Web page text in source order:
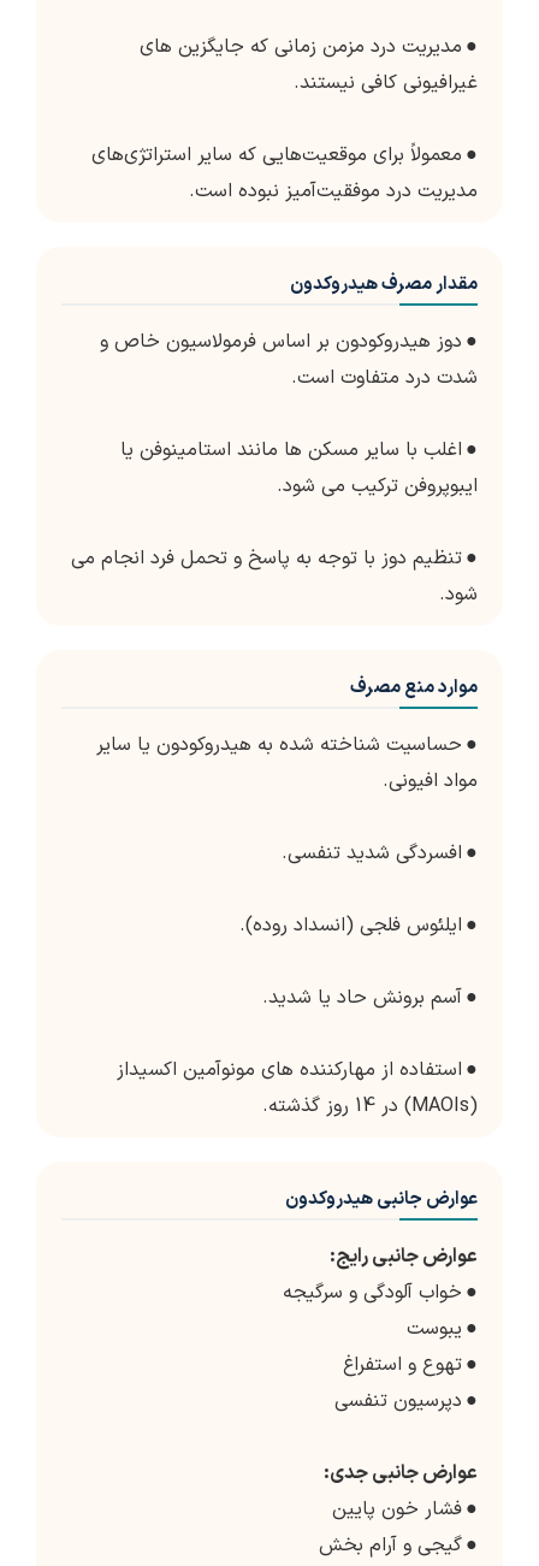
● مدیریت درد مزمن زمانی که جایگزین های
غیرافیونی کافی نیستند.
● معمولاً برای موقعیت‌هایی که سایر استراتژی‌های
مدیریت درد موفقیت‌آمیز نبوده است.
مقدار مصرف هیدروکدون
● دوز هیدروکودون بر اساس فرمولاسیون خاص و
شدت درد متفاوت است.
● اغلب با سایر مسکن ها مانند استامینوفن یا
ایبوپروفن ترکیب می شود.
●تنظیم دوز با توجه به پاسخ و تحمل فرد انجام می
شود.
موارد منع مصرف
● حساسیت شناخته شده به هیدروکودون یا سایر
مواد افیونی.
● افسردگی شدید تنفسی.
● ایلئوس فلجی (انسداد روده).
●آسم برونش حاد یا شدید.
● استفاده از مهارکننده های مونوآمین اکسیداز
(MAOIs) در 14 روز گذشته.
عوارض جانبی هیدروکدون
عوارض جانبی رایج:
● خواب آلودگی و سرگیجه
● یبوست
●تهوع و استفراغ
● دپرسیون تنفسی
عوارض جانبی جدی:
●فشار خون پایین
●گیجی و آرام بخش